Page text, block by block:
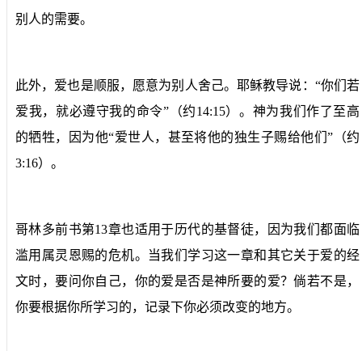
别人的需要。
此外，爱也是顺服，愿意为别人舍己。耶稣教导说：“你们若
爱我，就必遵守我的命令”（约14:15）。神为我们作了至高
的牺牲，因为他“爱世人，甚至将他的独生子赐给他们”（约
3:16）。
哥林多前书第13章也适用于历代的基督徒，因为我们都面临
滥用属灵恩赐的危机。当我们学习这一章和其它关于爱的经
文时，要问你自己，你的爱是否是神所要的爱？倘若不是，
你要根据你所学习的，记录下你必须改变的地方。